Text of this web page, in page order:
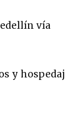
vía
y